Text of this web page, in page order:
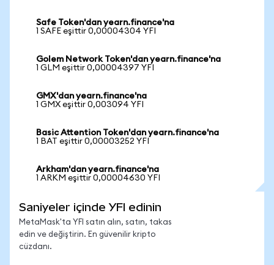
Safe Token'dan yearn.finance'na
1 SAFE eşittir 0,00004304 YFI
Golem Network Token'dan yearn.finance'na
1 GLM eşittir 0,00004397 YFI
GMX'dan yearn.finance'na
1 GMX eşittir 0,003094 YFI
Basic Attention Token'dan yearn.finance'na
1 BAT eşittir 0,00003252 YFI
Arkham'dan yearn.finance'na
1 ARKM eşittir 0,00004630 YFI
Saniyeler içinde YFI edinin
MetaMask'ta YFI satın alın, satın, takas
edin ve değiştirin. En güvenilir kripto
cüzdanı.